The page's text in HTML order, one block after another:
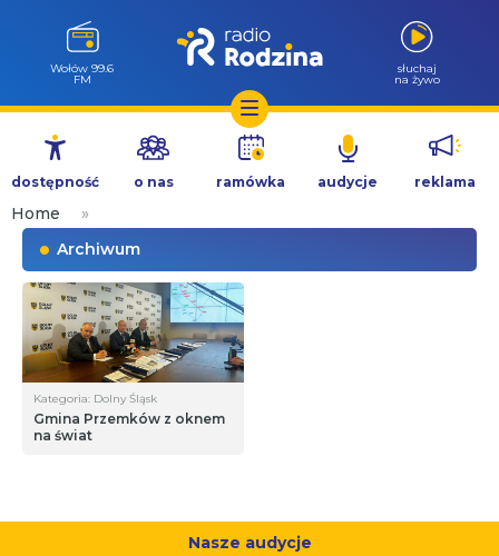
Przejdź
treści
Wołów 99.6
FM
słuchaj
na żywo
dostępność o nas ramówka audycje reklama
Home
»
Archiwum
Kategoria: Dolny Śląsk
Gmina Przemków z oknem
na świat
Nasze audycje